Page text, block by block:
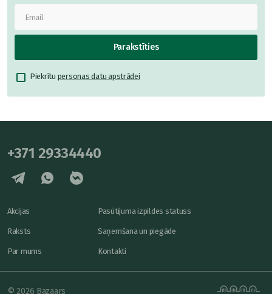
Parakstīties
Piekrītu personas datu apstrādei
+371 29334440
Akcijas
Raksts
Par mums
Pasūtījuma izpildes statuss
Saņemšana un piegāde
Kontakti
© 2026 Bazaars